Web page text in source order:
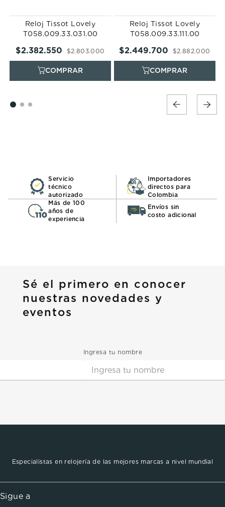
Reloj Tissot Lovely
T058.009.33.031.00
$2.803.000
$2.382.550
Reloj Tissot Lovely
T058.009.33.111.00
$2.882.000
$2.449.700
Servicio
técnico
autorizado
Importadores
directos para
Colombia
Más de 100
años de
experiencia
Envíos sin
costo adicional
Sé el primero en conocer
nuestras novedades y
eventos
Ingresa tu nombre
Especialistas en relojería de las mejores marcas a nivel mundial
Sigue a